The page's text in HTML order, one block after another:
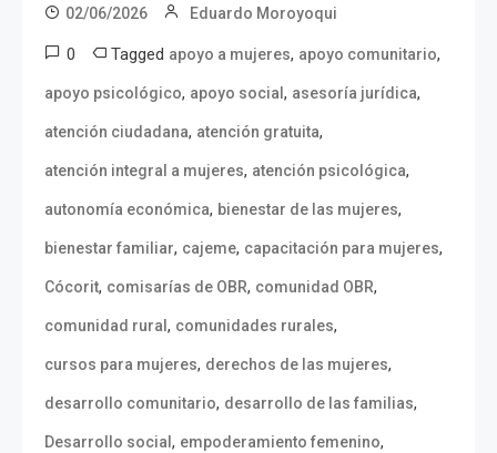
02/06/2026 Eduardo Moroyoqui
0 Tagged apoyo a mujeres, apoyo comunitario,
apoyo psicológico, apoyo social, asesoría jurídica,
atención ciudadana, atención gratuita,
atención integral a mujeres, atención psicológica,
autonomía económica, bienestar de las mujeres,
bienestar familiar, cajeme, capacitación para mujeres,
Cócorit, comisarías de OBR, comunidad OBR,
comunidad rural, comunidades rurales,
cursos para mujeres, derechos de las mujeres,
desarrollo comunitario, desarrollo de las familias,
Desarrollo social, empoderamiento femenino,